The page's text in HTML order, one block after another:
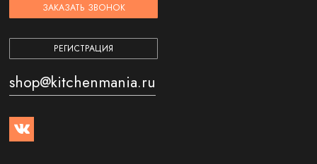
ЗАКАЗАТЬ ЗВОНОК
РЕГИСТРАЦИЯ
shop@kitchenmania.ru